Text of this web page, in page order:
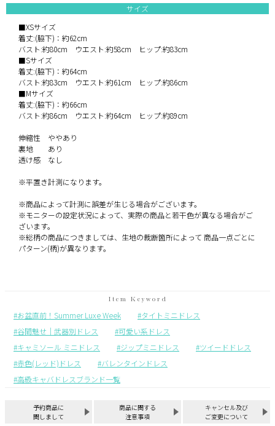
サイズ
■XSサイズ
着丈:(脇下)：約62cm
バスト:約80cm ウエスト:約58cm ヒップ:約83cm
■Sサイズ
着丈:(脇下)：約64cm
バスト:約83cm ウエスト:約61cm ヒップ:約86cm
■Mサイズ
着丈:(脇下)：約66cm
バスト:約86cm ウエスト:約64cm ヒップ:約89cm
伸縮性 ややあり
裏地 あり
透け感 なし
※平置き計測になります。
※商品によって計測に誤差が生じる場合がございます。
※モニターの設定状況によって、実際の商品と若干色が異なる場合がご
ざいます。
※総柄の商品につきましては、生地の裁断箇所によって 商品一点ごとに
パターン(柄)が異なります。
お盆直前！Summer Luxe Week
タイトミニドレス
谷間魅せ｜武器別ドレス
可愛い系ドレス
キャミソール ミニドレス
ジップミニドレス
ツイードドレス
赤色(レッド)ドレス
バレンタインドレス
高級キャバドレスブランド一覧
予約商品に
関しまして
商品に関する
注意事項
キャンセル及び
ご変更について